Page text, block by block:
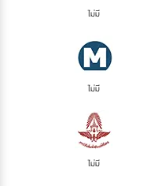
ไม่มี
ไม่มี
ไม่มี